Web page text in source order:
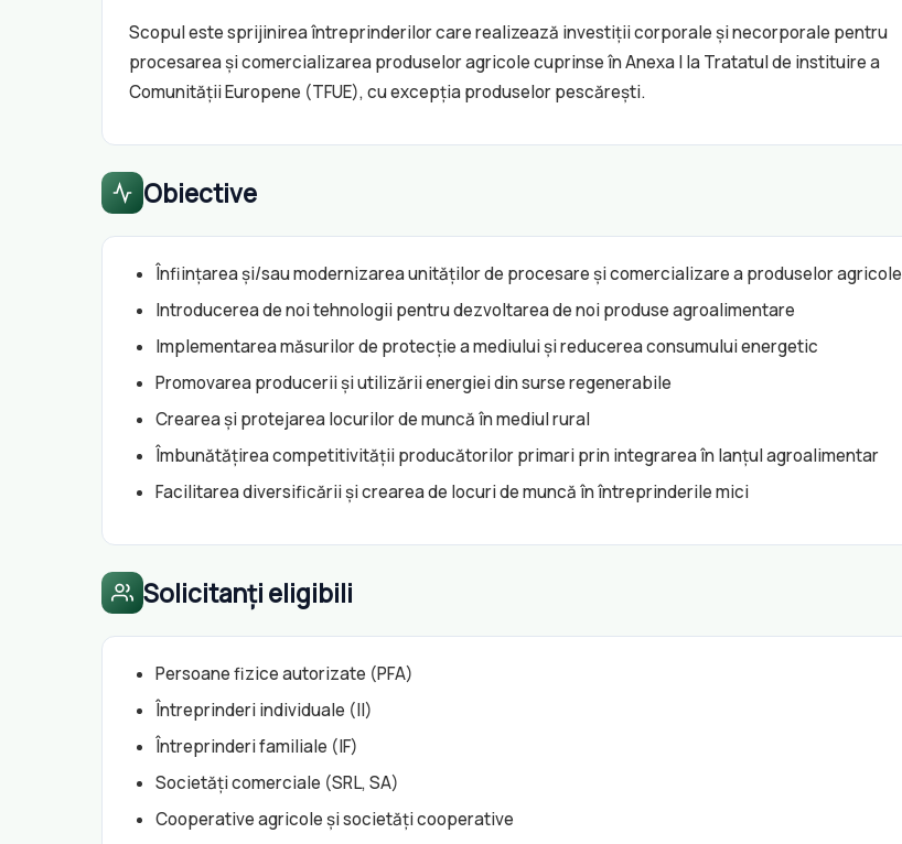
Scopul este sprijinirea întreprinderilor care realizează investiții corporale și necorporale pentru
procesarea și comercializarea produselor agricole cuprinse în Anexa I la Tratatul de instituire a
Comunității Europene (TFUE), cu excepția produselor pescărești.
Obiective
Înființarea și/sau modernizarea unităților de procesare și comercializare a produselor agricole
Introducerea de noi tehnologii pentru dezvoltarea de noi produse agroalimentare
Implementarea măsurilor de protecție a mediului și reducerea consumului energetic
Promovarea producerii și utilizării energiei din surse regenerabile
Crearea și protejarea locurilor de muncă în mediul rural
Îmbunătățirea competitivității producătorilor primari prin integrarea în lanțul agroalimentar
Facilitarea diversificării și crearea de locuri de muncă în întreprinderile mici
Solicitanți eligibili
Persoane fizice autorizate (PFA)
Întreprinderi individuale (II)
Întreprinderi familiale (IF)
Societăți comerciale (SRL, SA)
Cooperative agricole și societăți cooperative